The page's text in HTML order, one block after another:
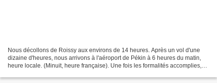
Nous décollons de Roissy aux environs de 14 heures. Après un vol d'une
dizaine d'heures, nous arrivons à l'aéroport de Pékin à 6 heures du matin,
heure locale. (Minuit, heure française). Une fois les formalités accomplies,